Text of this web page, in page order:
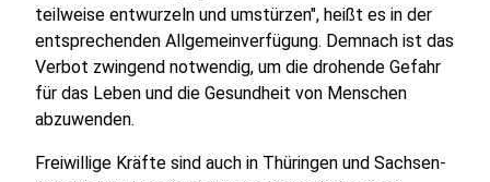
teilweise entwurzeln und umstürzen", heißt es in der
entsprechenden Allgemeinverfügung. Demnach ist das
Verbot zwingend notwendig, um die drohende Gefahr
für das Leben und die Gesundheit von Menschen
abzuwenden.
Freiwillige Kräfte sind auch in Thüringen und Sachsen-